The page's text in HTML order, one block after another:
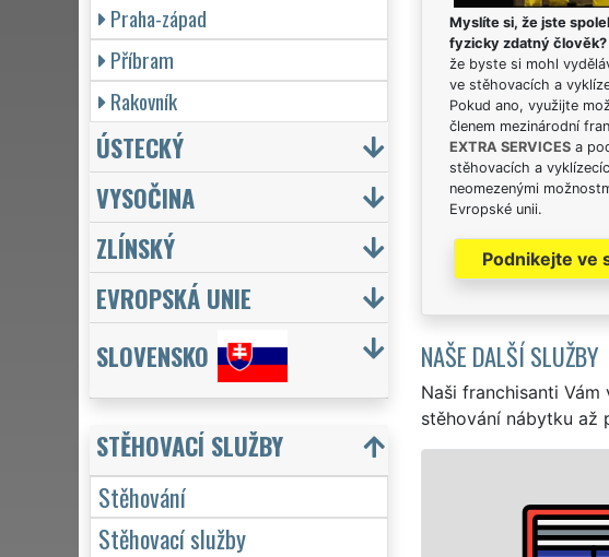
Myslíte si, že jste
fyzicky zdatný člověk?
že byste si mohl
ve stěhovacích a
Pokud ano, využijte
členem mezinárodní
EXTRA SERVICESa
stěhovacích a
neomezenými
Evropské unii.
Podnikejte ve
NAŠE DALŠÍ SLUŽBY
Naši franchisanti
stěhování nábytku až
STĚHOVÁNÍ NYMBURK - STĚHOVACÍ PRÁCE
Naše franchisová síť EXTRA STĚHOVÁNÍ vám
stěhovací servis v Nymburce. Poskytujeme
Praha-západ
Příbram
Rakovník
ÚSTECKÝ
VYSOČINA
ZLÍNSKÝ
EVROPSKÁ UNIE
SLOVENSKO
STĚHOVACÍ SLUŽBY
Stěhování
Stěhovací služby